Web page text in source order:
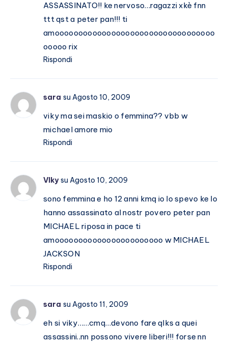
ASSASSINATO!! ke nervoso…ragazzi xkè fnn
ttt qst a peter pan!!! ti
amoooooooooooooooooooooooooooooooooo
ooooo rix
Rispondi
sara su Agosto 10, 2009
viky ma sei maskio o femmina?? vbb w
michael amore mio
Rispondi
VIkysu Agosto 10, 2009
sono femmina e ho 12 anni kmq io lo spevo ke lo
hanno assassinato al nostr povero peter pan
MICHAEL riposa in pace ti
amooooooooooooooooooooooo w MICHAEL
JACKSON
Rispondi
sara su Agosto 11, 2009
eh si viky……cmq…devono fare qlks a quei
assassini..nn possono vivere liberi!!! forse nn